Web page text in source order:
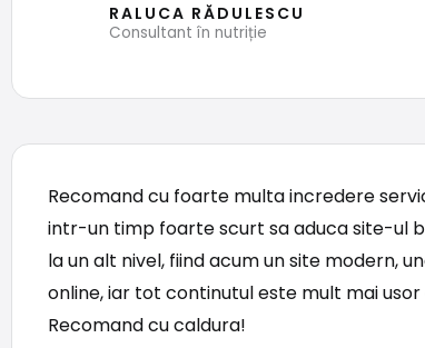
RALUCA RĂDULESCU
Consultant în nutriție
Recomand cu foarte multa incredere
intr-un timp foarte scurt sa aduca site-ul
la un alt nivel, fiind acum un site modern,
online, iar tot continutul este mult mai
Recomand cu caldura!